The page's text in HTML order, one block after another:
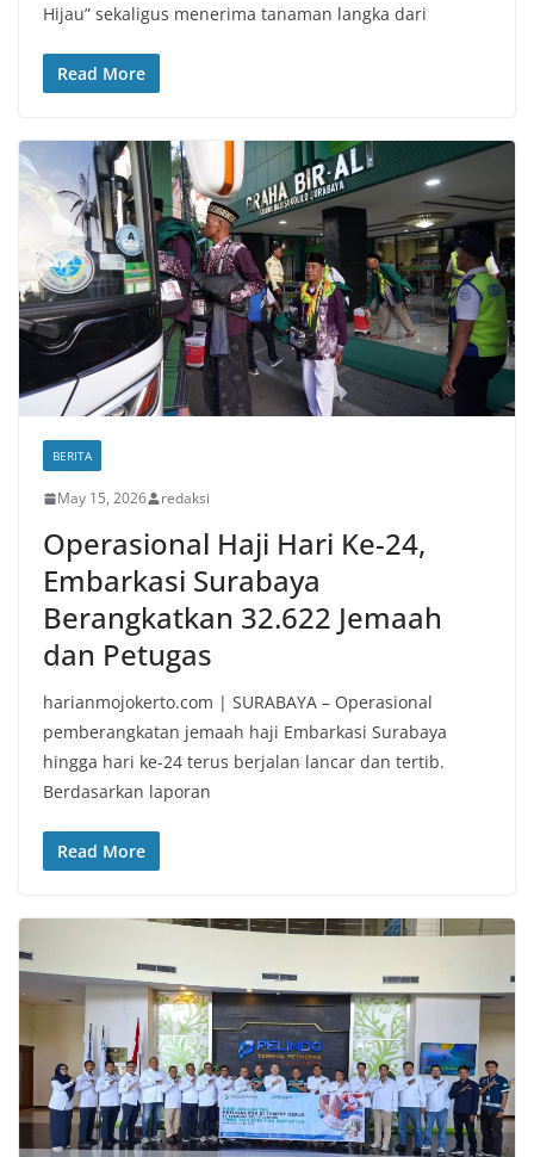
Hijau” sekaligus menerima tanaman langka dari
Read More
BERITA
May 15, 2026 redaksi
Operasional Haji Hari Ke-24,
Embarkasi Surabaya
Berangkatkan 32.622 Jemaah
dan Petugas
harianmojokerto.com | SURABAYA – Operasional
pemberangkatan jemaah haji Embarkasi Surabaya
hingga hari ke-24 terus berjalan lancar dan tertib.
Berdasarkan laporan
Read More